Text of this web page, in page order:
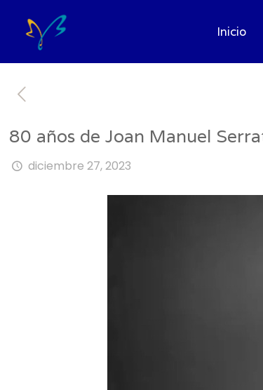
Inicio
80 años de Joan Manuel
diciembre 27, 2023